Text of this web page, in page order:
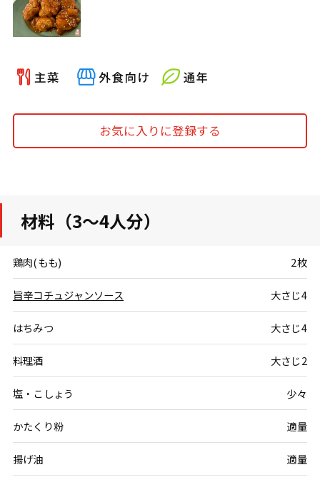
お気に入りに登録する
材料（3～4人分）
鶏肉(もも) 2枚
旨辛コチュジャンソース 大さじ4
はちみつ 大さじ4
料理酒 大さじ2
塩・こしょう 少々
かたくり粉 適量
揚げ油 適量